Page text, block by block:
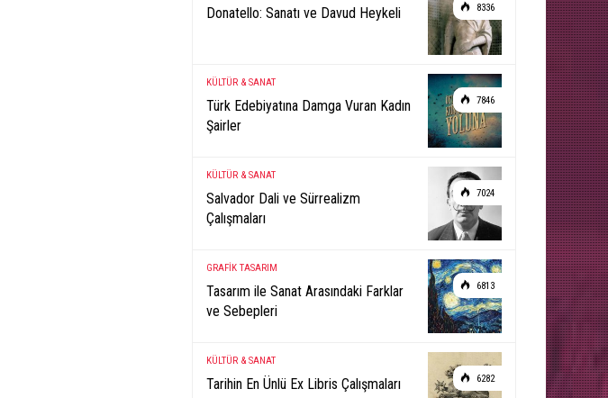
8336
Donatello: Sanatı ve Davud Heykeli
7846
KÜLTÜR & SANAT
Türk Edebiyatına Damga Vuran Kadın
Şairler
7024
KÜLTÜR & SANAT
Salvador Dali ve Sürrealizm
Çalışmaları
6813
GRAFİK TASARIM
Tasarım ile Sanat Arasındaki Farklar
ve Sebepleri
6282
KÜLTÜR & SANAT
Tarihin En Ünlü Ex Libris Çalışmaları